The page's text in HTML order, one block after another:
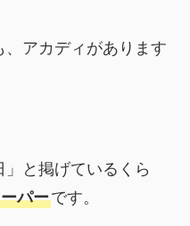
アカディがあります
と掲げているくら
パーです。